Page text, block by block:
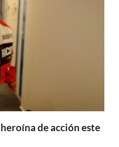
de acción este